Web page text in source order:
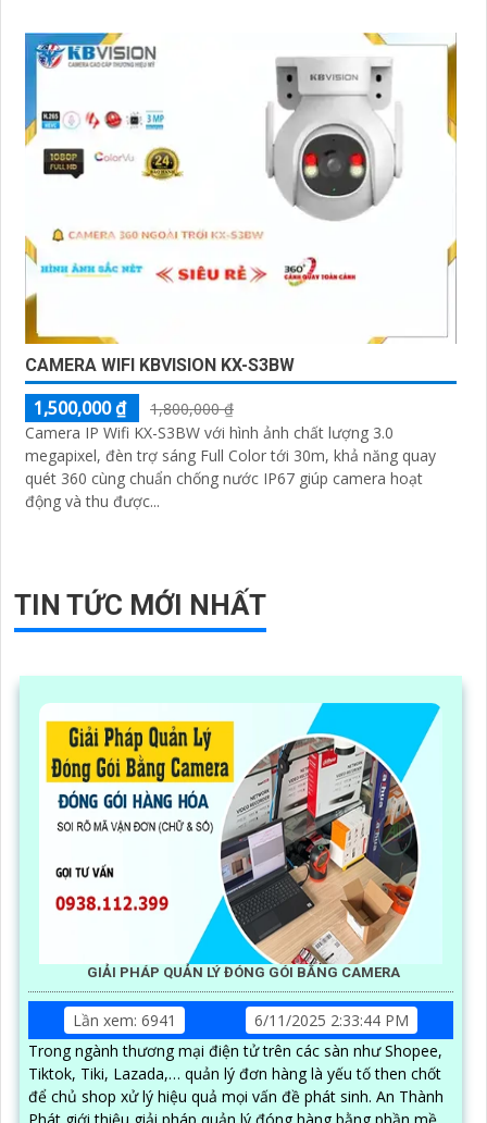
CAMERA WIFI KBVISION KX-S3BW
1,500,000 ₫
1,800,000 ₫
Camera IP Wifi KX-S3BW với hình ảnh chất lượng 3.0
megapixel, đèn trợ sáng Full Color tới 30m, khả năng quay
quét 360 cùng chuẩn chống nước IP67 giúp camera hoạt
động và thu được...
TIN TỨC MỚI NHẤT
GIẢI PHÁP QUẢN LÝ ĐÓNG GÓI BẰNG CAMERA
Lần xem: 6941
6/11/2025 2:33:44 PM
Trong ngành thương mại điện tử trên các sàn như Shopee,
Tiktok, Tiki, Lazada,… quản lý đơn hàng là yếu tố then chốt
để chủ shop xử lý hiệu quả mọi vấn đề phát sinh. An Thành
Phát giới thiệu giải pháp quản lý đóng hàng bằng phần mềm